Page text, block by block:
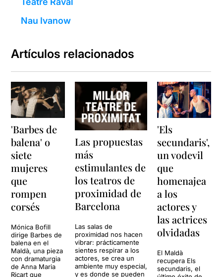
Nau Ivanow
Artículos relacionados
'Barbes de
balena' o
siete
mujeres
que
rompen
corsés
Mónica Bofill
dirige Barbes de
balena en el
Maldà, una pieza
con dramaturgia
de Anna Maria
Ricart que
Las propuestas
más
estimulantes de
los teatros de
proximidad de
Barcelona
Las salas de
proximidad nos hacen
vibrar: prácticamente
sientes respirar a los
actores, se crea un
ambiente muy especial,
y es donde se pueden
'Els
secundaris',
un vodevil
que
homenajea
a los
actores y
las actrices
olvidadas
El Maldà
recupera Els
secundaris, el